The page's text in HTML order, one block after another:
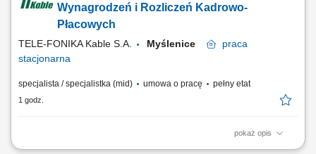
kablowych wysokiego napięcia oraz magazynów energii;
koordynowanie prac budowlanych zgodnie z harmonogramem,...
Wynagrodzeń i Rozliczeń Kadrowo-
Płacowych
TELE-FONIKA Kable S.A. Myślenice
praca
stacjonarna
specjalista / specjalistka (mid) umowa o pracę pełny etat
1 godz.
pokaż opis
Opis stanowiska kompleksowe naliczanie wynagrodzeń oraz świadczeń